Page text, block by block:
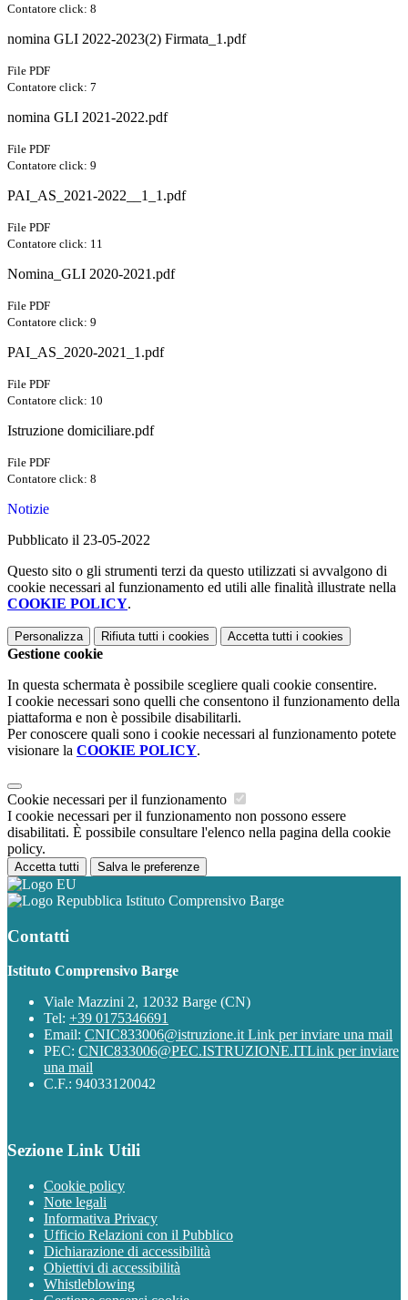
Contatore click: 8
nomina GLI 2022-2023(2) Firmata_1.pdf
File PDF
Contatore click: 7
nomina GLI 2021-2022.pdf
File PDF
Contatore click: 9
PAI_AS_2021-2022__1_1.pdf
File PDF
Contatore click: 11
Nomina_GLI 2020-2021.pdf
File PDF
Contatore click: 9
PAI_AS_2020-2021_1.pdf
File PDF
Contatore click: 10
Istruzione domiciliare.pdf
File PDF
Contatore click: 8
Notizie
Pubblicato il 23-05-2022
Questo sito o gli strumenti terzi da questo utilizzati si avvalgono di
cookie necessari al funzionamento ed utili alle finalità illustrate nella
COOKIE POLICY.
Personalizza Rifiuta tutti i cookies Accetta tutti i cookies
Gestione cookie
In questa schermata è possibile scegliere quali cookie consentire.
I cookie necessari sono quelli che consentono il funzionamento della
piattaforma e non è possibile disabilitarli.
Per conoscere quali sono i cookie necessari al funzionamento potete
visionare la COOKIE POLICY.
Cookie necessari per il funzionamento
I cookie necessari per il funzionamento non possono essere
disabilitati. È possibile consultare l'elenco nella pagina della cookie
policy.
Accetta tutti Salva le preferenze
Istituto Comprensivo Barge
Contatti
Istituto Comprensivo Barge
Viale Mazzini 2, 12032 Barge (CN)
Tel: +39 0175346691
Email: CNIC833006@istruzione.itLink per inviare una mail
PEC: CNIC833006@PEC.ISTRUZIONE.ITLink per inviare
una mail
C.F.: 94033120042
Sezione Link Utili
Cookie policy
Note legali
Informativa Privacy
Ufficio Relazioni con il Pubblico
Dichiarazione di accessibilità
Obiettivi di accessibilità
Whistleblowing